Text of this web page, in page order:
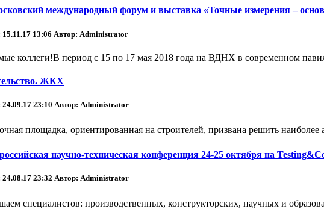
международный форум и выставка «Точные измерения –
13:06 Автор: Administrator
коллеги!В период с 15 по 17 мая 2018 года на ВДНХ в современном
ЖКХ
23:10 Автор: Administrator
площадка, ориентированная на строителей, призвана решить
научно-техническая конференция 24-25 октября на
23:32 Автор: Administrator
специалистов: производственных, конструкторских, научных и